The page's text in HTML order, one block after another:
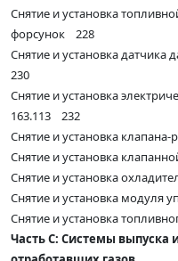
Снятие и установка
форсунок 228
Снятие и установка датчика
230
Снятие и установка
163.113 232
Снятие и установка
Снятие и установка
Снятие и установка
Снятие и установка модуля
Снятие и установка
Часть С: Системы выпуска